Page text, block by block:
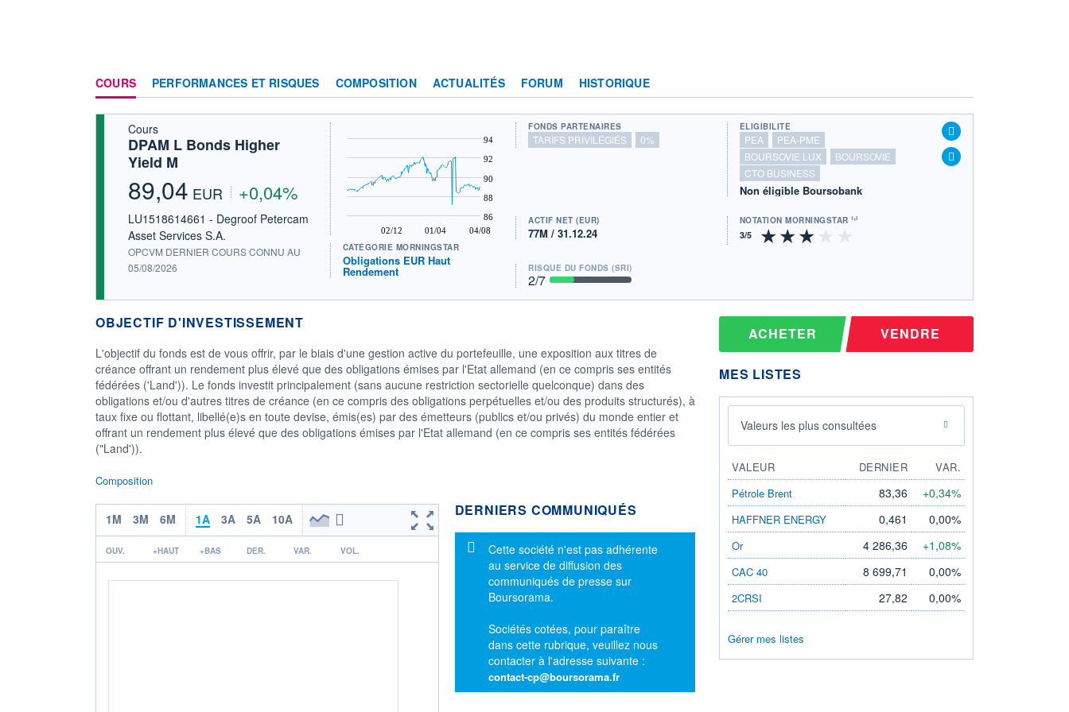
COURS PERFORMANCES ET RISQUES COMPOSITION ACTUALITÉS FORUM HISTORIQUE
Cours
DPAM L Bonds Higher
Yield M
89,04 EUR +0,04%
LU1518614661 - Degroof Petercam
Asset Services S.A.
OPCVM DERNIER COURS CONNU AU
05/08/2026
02/12 01/04 04/08
86
88
90
92
94
CATÉGORIE MORNINGSTAR
Obligations EUR Haut
Rendement
FONDS PARTENAIRES
TARIFS PRIVILÉGIÉS 0%
ÉLIGIBILITÉ
PEA
PEA-PME
BOURSOVIE LUX
BOURSOVIE
CTO BUSINESS
Non éligible Boursobank
ACTIF NET (EUR)
77M / 31.12.24
NOTATION MORNINGSTAR ⁽¹⁾
RISQUE DU FONDS (SRI)
2/7
OBJECTIF D'INVESTISSEMENT
L'objectif du fonds est de vous offrir, par le biais d'une gestion active du portefeuille, une exposition aux titres de
créance offrant un rendement plus élevé que des obligations émises par l'Etat allemand (en ce compris ses entités
fédérées ('Land')). Le fonds investit principalement (sans aucune restriction sectorielle quelconque) dans des
obligations et/ou d'autres titres de créance (en ce compris des obligations perpétuelles et/ou des produits structurés), à
taux fixe ou flottant, libellé(e)s en toute devise, émis(es) par des émetteurs (publics et/ou privés) du monde entier et
offrant un rendement plus élevé que des obligations émises par l'Etat allemand (en ce compris ses entités fédérées
("Land')).
Composition
1M 3M 6M 1A 3A 5A 10A
OUV. +HAUT +BAS DER. VAR. VOL.
DERNIERS COMMUNIQUÉS
Message d'information
Cette société n'est pas adhérente
au service de diffusion des
communiqués de presse sur
Boursorama.
Sociétés cotées, pour paraître
dans cette rubrique, veuillez nous
contacter à l'adresse suivante :
contact-cp@boursorama.fr
ACHETER VENDRE
MES LISTES
Valeurs les plus consultées
VALEUR DERNIER
VAR.
Pétrole Brent
83,36 +0,34%
HAFFNER ENERGY 0,461 0,00%
Or 4 286,36 +1,08%
CAC 40 8 699,71 0,00%
2CRSI 27,82 0,00%
Gérer mes listes